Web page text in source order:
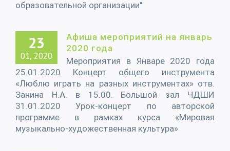
образовательной организации"
23
01, 2020
Афиша мероприятий на январь
2020 года
Мероприятия в Январе 2020 года
25.01.2020 Концерт общего инструмента
«Люблю играть на разных инструментах» отв.
Занина Н.А. в 15.00. Большой зал ЧДШИ
31.01.2020 Урок-концерт по авторской
программе в рамках курса «Мировая
музыкально-художественная культура»